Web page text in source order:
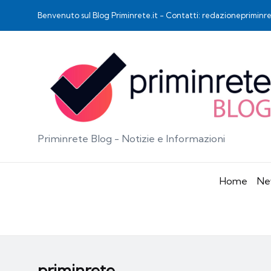
Benvenuto sul Blog Priminrete.it - Contatti:
Priminrete Blog - Notizie e Informazioni
Home